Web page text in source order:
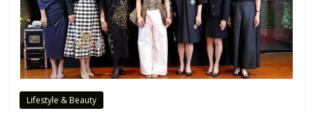
Lifestyle & Beauty